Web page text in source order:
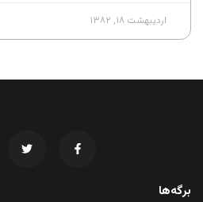
اردیبهشت ۱۸, ۱۳۸۲
برگه‌ها